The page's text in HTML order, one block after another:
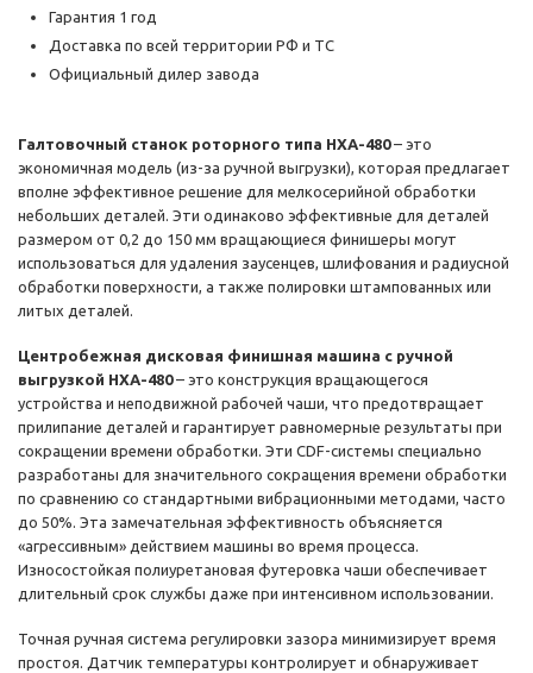
Гарантия 1 год
Доставка по всей территории РФ и ТС
Официальный дилер завода
Галтовочный станок роторного типа HXA-480– это
экономичная модель (из-за ручной выгрузки), которая предлагает
вполне эффективное решение для мелкосерийной обработки
небольших деталей. Эти одинаково эффективные для деталей
размером от 0,2 до 150 мм вращающиеся финишеры могут
использоваться для удаления заусенцев, шлифования и радиусной
обработки поверхности, а также полировки штампованных или
литых деталей.
Центробежная дисковая финишная машина с ручной
выгрузкой HXA-480– это конструкция вращающегося
устройства и неподвижной рабочей чаши, что предотвращает
прилипание деталей и гарантирует равномерные результаты при
сокращении времени обработки. Эти CDF-системы специально
разработаны для значительного сокращения времени обработки
по сравнению со стандартными вибрационными методами, часто
до 50%. Эта замечательная эффективность объясняется
«агрессивным» действием машины во время процесса.
Износостойкая полиуретановая футеровка чаши обеспечивает
длительный срок службы даже при интенсивном использовании.
Точная ручная система регулировки зазора минимизирует время
простоя. Датчик температуры контролирует и обнаруживает